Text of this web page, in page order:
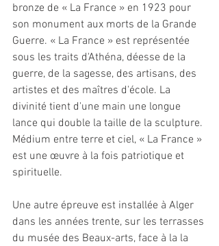
bronze de « La France » en 1923 pour
son monument aux morts de la Grande
Guerre. « La France » est représentée
sous les traits d'Athéna, déesse de la
guerre, de la sagesse, des artisans, des
artistes et des maîtres d'école. La
divinité tient d'une main une longue
lance qui double la taille de la sculpture.
Médium entre terre et ciel, « La France »
est une œuvre à la fois patriotique et
spirituelle.
Une autre épreuve est installée à Alger
dans les années trente, sur les terrasses
du musée des Beaux-arts, face à la la